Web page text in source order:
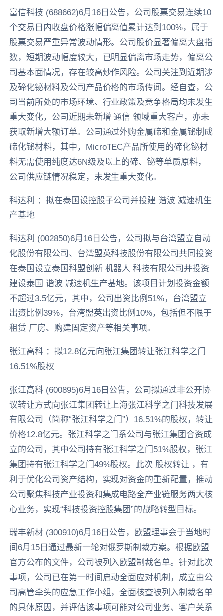
富信科技 (688662)6月16日公告，公司股票交易连续10
个交易日内收盘价格涨幅偏离值累计达到100%，属于
股票交易严重异常波动情形。公司股价显著偏离大盘指
数，短期波动幅度较大，已明显偏离市场走势，偏离公
司基本面情况，存在较高炒作风险。公司关注到近期涉
及碲化铋材料及公司产品价格的市场传闻。经自查，公
司当前所处的市场环境、行业政策及竞争格局均未发生
重大变化，公司近期未新增 通信 领域重大客户，亦未
获取新增大额订单。公司通过外购金属碲和金属铋制成
碲化铋材料，其中，MicroTEC产品所使用的碲化铋材
料无需使用纯度达6N级及以上的碲、铋等单质原料，
公司供应链情况稳定，未发生重大变化。
科达利 ：拟在泰国设控股子公司并投建 谐波 减速机生
产基地
科达利 (002850)6月16日公告，公司拟与台湾盟立自动
化股份有限公司、台湾盟英科技股份有限公司共同投资
在泰国设立泰国科盟创新 机器人 科技有限公司并投资
建设泰国 谐波 减速机生产基地。该项目计划投资金额
不超过3.5亿元，其中，公司出资比例51%，台湾盟立
出资比例39%，台湾盟英出资比例10%，包括但不限于
租赁 厂房、购建固定资产等相关事项。
张江高科 ：拟12.8亿元向张江集团转让张江科学之门
16.51%股权
张江高科 (600895)6月16日公告，公司拟通过非公开协
议转让方式向张江集团转让上海张江科学之门科技发展
有限公司（简称“张江科学之门”）16.51%的股权，转让
价格12.8亿元。张江科学之门系公司与张江集团合资成
立的公司，其中公司持有张江科学之门51%股权，张江
集团持有张江科学之门49%股权。此次 股权转让 ，有
利于优化公司资产结构，实现对资金的重新配置，推动
公司聚焦科技产业投资和集成电路全产业链服务两大核
心业务，实现“科技投资控股集团”的战略转型目标。
瑞丰新材 (300910)6月16日公告，欧盟理事会于当地时
间6月15日通过最新一轮对俄罗斯制裁方案。根据欧盟
官方公布的文件，公司被列入欧盟制裁名单。针对此次
事项，公司已在第一时间启动全面应对机制，成立由公
司高管牵头的应急工作小组，全面核查被列入制裁名单
的具体原因，并评估该事项可能对公司业务、客户关系